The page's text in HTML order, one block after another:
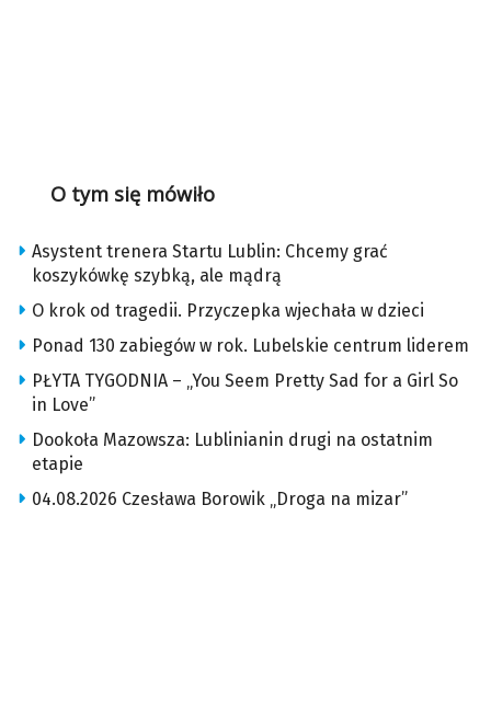
O tym się mówiło
Asystent trenera Startu Lublin: Chcemy grać
koszykówkę szybką, ale mądrą
O krok od tragedii. Przyczepka wjechała w dzieci
Ponad 130 zabiegów w rok. Lubelskie centrum liderem
PŁYTA TYGODNIA – „You Seem Pretty Sad for a Girl So
in Love”
Dookoła Mazowsza: Lublinianin drugi na ostatnim
etapie
04.08.2026 Czesława Borowik „Droga na mizar”